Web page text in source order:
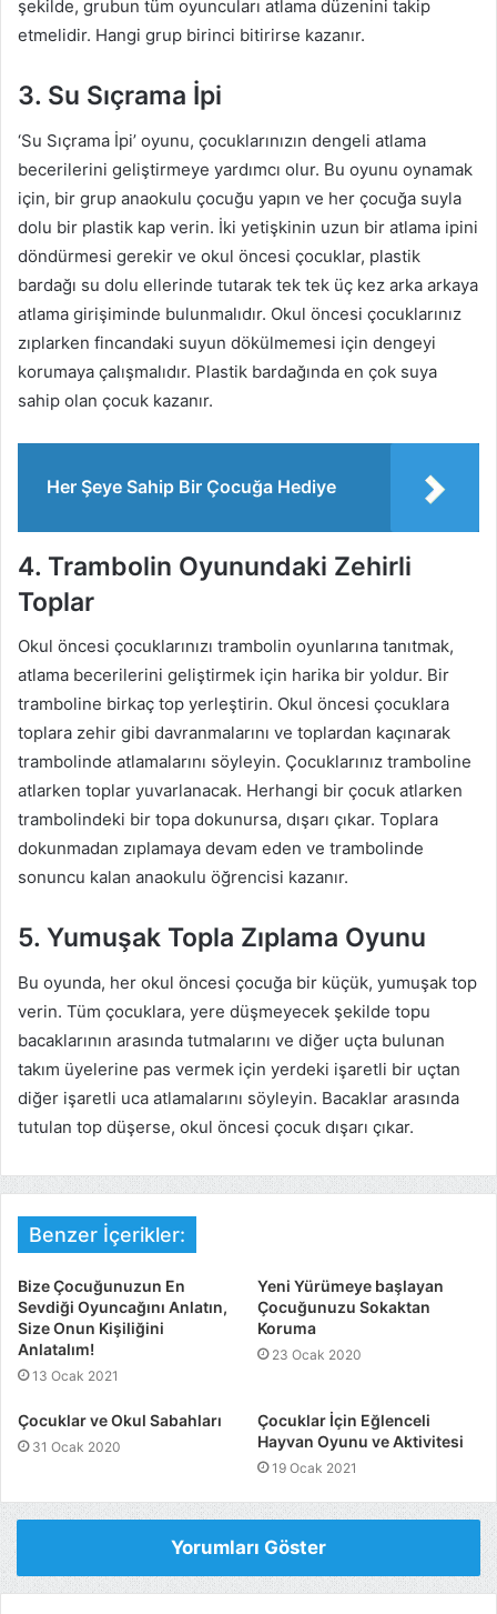
şekilde, grubun tüm oyuncuları atlama düzenini takip
etmelidir. Hangi grup birinci bitirirse kazanır.
3. Su Sıçrama İpi
‘Su Sıçrama İpi’ oyunu, çocuklarınızın dengeli atlama
becerilerini geliştirmeye yardımcı olur. Bu oyunu oynamak
için, bir grup anaokulu çocuğu yapın ve her çocuğa suyla
dolu bir plastik kap verin. İki yetişkinin uzun bir atlama ipini
döndürmesi gerekir ve okul öncesi çocuklar, plastik
bardağı su dolu ellerinde tutarak tek tek üç kez arka arkaya
atlama girişiminde bulunmalıdır. Okul öncesi çocuklarınız
zıplarken fincandaki suyun dökülmemesi için dengeyi
korumaya çalışmalıdır. Plastik bardağında en çok suya
sahip olan çocuk kazanır.
Her Şeye Sahip Bir Çocuğa Hediye
4. Trambolin Oyunundaki Zehirli
Toplar
Okul öncesi çocuklarınızı trambolin oyunlarına tanıtmak,
atlama becerilerini geliştirmek için harika bir yoldur. Bir
tramboline birkaç top yerleştirin. Okul öncesi çocuklara
toplara zehir gibi davranmalarını ve toplardan kaçınarak
trambolinde atlamalarını söyleyin. Çocuklarınız tramboline
atlarken toplar yuvarlanacak. Herhangi bir çocuk atlarken
trambolindeki bir topa dokunursa, dışarı çıkar. Toplara
dokunmadan zıplamaya devam eden ve trambolinde
sonuncu kalan anaokulu öğrencisi kazanır.
5. Yumuşak Topla Zıplama Oyunu
Bu oyunda, her okul öncesi çocuğa bir küçük, yumuşak top
verin. Tüm çocuklara, yere düşmeyecek şekilde topu
bacaklarının arasında tutmalarını ve diğer uçta bulunan
takım üyelerine pas vermek için yerdeki işaretli bir uçtan
diğer işaretli uca atlamalarını söyleyin. Bacaklar arasında
tutulan top düşerse, okul öncesi çocuk dışarı çıkar.
Benzer İçerikler:
Bize Çocuğunuzun En
Sevdiği Oyuncağını Anlatın,
Size Onun Kişiliğini
Anlatalım!
13 Ocak 2021
Yeni Yürümeye başlayan
Çocuğunuzu Sokaktan
Koruma
23 Ocak 2020
Çocuklar ve Okul Sabahları
31 Ocak 2020
Çocuklar İçin Eğlenceli
Hayvan Oyunu ve Aktivitesi
19 Ocak 2021
Yorumları Göster